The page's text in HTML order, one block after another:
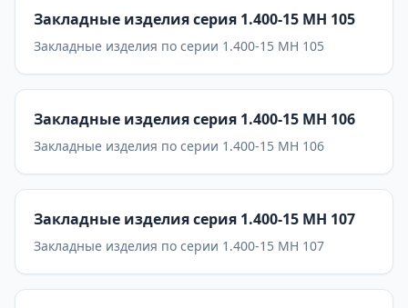
Закладные изделия серия 1.400-15 МН 105
Закладные изделия по серии 1.400-15 МН 105
Закладные изделия серия 1.400-15 МН 106
Закладные изделия по серии 1.400-15 МН 106
Закладные изделия серия 1.400-15 МН 107
Закладные изделия по серии 1.400-15 МН 107